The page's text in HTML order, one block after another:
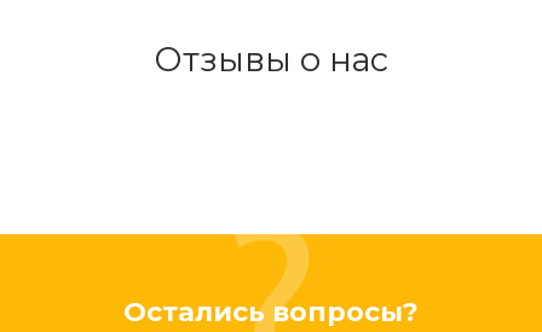
Отзывы о нас
Остались вопросы?